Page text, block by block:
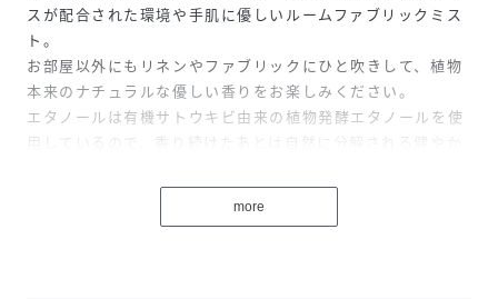
スが配合された環境や手肌に優しいルームファブリックミス
ト。
お部屋以外にもリネンやファブリックにひと吹きして、植物
本来のナチュラルな優しい香りをお楽しみください。
エタノールは有機サトウキビ由来の植物発酵エタノールを使
用しているので、香り続けたあとは自然に分解される健やか
配合されているグレープフルーツ種子から抽出されたポリフ
ェノール（脂肪酸フラボノイド）は抗菌・除菌効果があり、
more